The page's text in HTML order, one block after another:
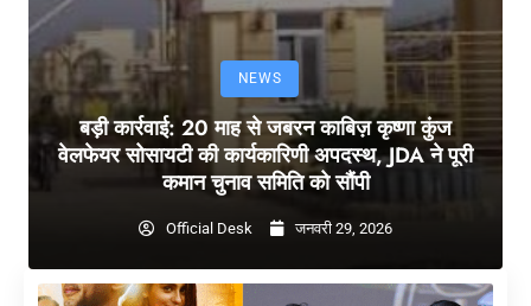
NEWS
बड़ी कार्रवाई: 20 माह से जबरन काबिज़ कृष्णा कुंज
वेलफेयर सोसायटी की कार्यकारिणी अपदस्थ, JDA ने पूरी
कमान चुनाव समिति को सौंपी
Official Desk जनवरी 29, 2026